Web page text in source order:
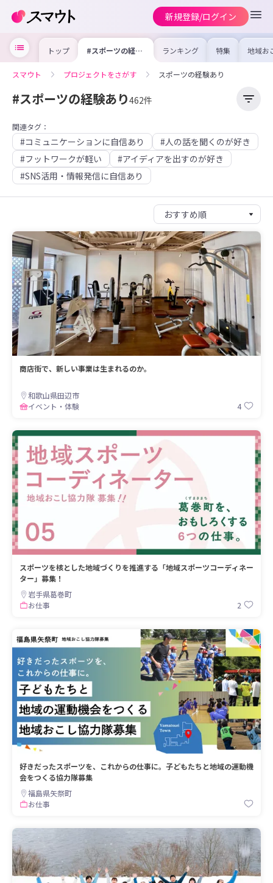
新規登録/ログイン
トップ #スポーツの経験
あり
ランキング 特集 地域お
の求
を集め
けよう
スマウト プロジェクトをさがす スポーツの経験あり
#スポーツの経験あり462件
関連タグ：
#コミュニケーションに自信あり
#人の話を聞くのが好き
#フットワークが軽い
#アイディアを出すのが好き
#SNS活用・情報発信に自信あり
商店街で、新しい事業は生まれるのか。
和歌山県田辺市
イベント・体験
4
スポーツを核とした地域づくりを推進する「地域スポーツコーディネー
ター」募集！
岩手県葛巻町
お仕事
2
好きだったスポーツを、これからの仕事に。子どもたちと地域の運動機
会をつくる協力隊募集
福島県矢祭町
お仕事